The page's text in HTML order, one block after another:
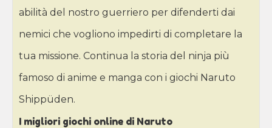
abilità del nostro guerriero per difenderti dai
nemici che vogliono impedirti di completare la
tua missione. Continua la storia del ninja più
famoso di anime e manga con i giochi Naruto
Shippüden.
I migliori giochi online di Naruto